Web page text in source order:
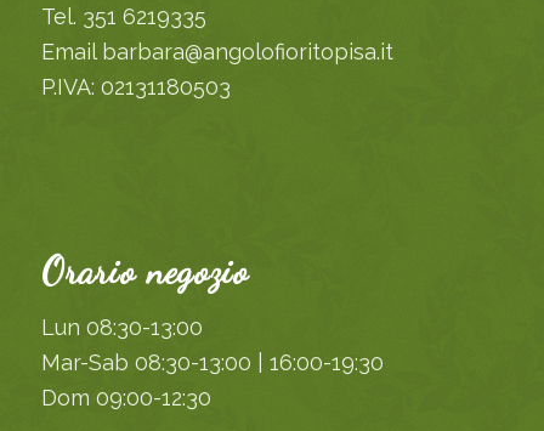
Tel. 351 6219335
Email barbara@angolofioritopisa.it
P.IVA: 02131180503
Orario negozio
Lun 08:30-13:00
Mar-Sab 08:30-13:00 | 16:00-19:30
Dom 09:00-12:30